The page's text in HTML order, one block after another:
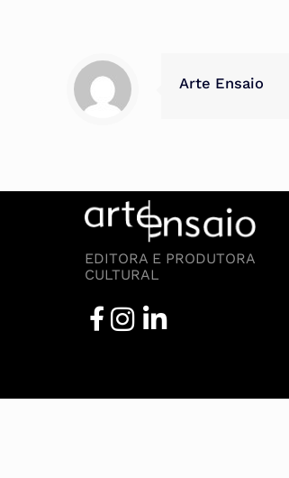
Arte Ensaio
EDITORA E PRODUTORA
CULTURAL